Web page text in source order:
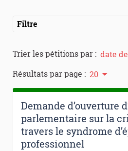
Filtre
Trier les pétitions par : date
Résultats par page : 20
Demande d’ouverture
parlementaire sur la
travers le syndrome
professionnel